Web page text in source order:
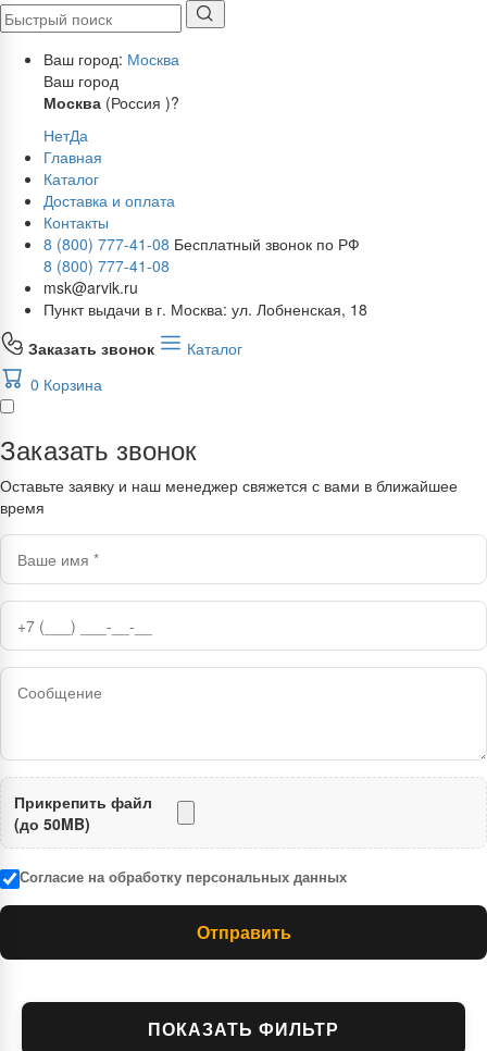
Ваш город: Москва
Ваш город
Москва (Россия )?
НетДа
Главная
Каталог
Доставка и оплата
Контакты
8 (800) 777-41-08 Бесплатный звонок по РФ
8 (800) 777-41-08
msk@arvik.ru
Пункт выдачи в г. Москва: ул. Лобненская, 18
Заказать звонок
Каталог
0 Корзина
Заказать звонок
Оставьте заявку и наш менеджер свяжется с вами в ближайшее
время
Прикрепить файл
(до 50MB)
Согласие на обработку персональных данных
Отправить
ПОКАЗАТЬ ФИЛЬТР